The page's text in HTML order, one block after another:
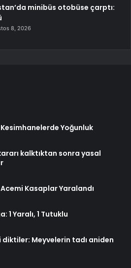
minibüs otobüse çarptı:
8, 2026
Yoğunluk
kalktıktan sonra yasal
Kasaplar Yaralandı
1 Yaralı, 1 Tutuklu
Meyvelerin tadı aniden